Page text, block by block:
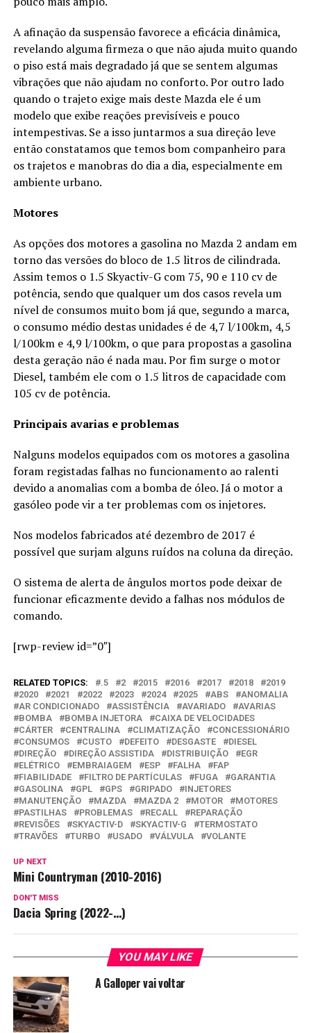
A afinação da suspensão favorece a eficácia dinâmica,
revelando alguma firmeza o que não ajuda muito quando
o piso está mais degradado já que se sentem algumas
vibrações que não ajudam no conforto. Por outro lado
quando o trajeto exige mais deste Mazda ele é um
modelo que exibe reações previsíveis e pouco
intempestivas. Se a isso juntarmos a sua direção leve
então constatamos que temos bom companheiro para
os trajetos e manobras do dia a dia, especialmente em
ambiente urbano.
Motores
As opções dos motores a gasolina no Mazda 2 andam em
torno das versões do bloco de 1.5 litros de cilindrada.
Assim temos o 1.5 Skyactiv-G com 75, 90 e 110 cv de
potência, sendo que qualquer um dos casos revela um
nível de consumos muito bom já que, segundo a marca,
o consumo médio destas unidades é de 4,7 l/100km, 4,5
l/100km e 4,9 l/100km, o que para propostas a gasolina
desta geração não é nada mau. Por fim surge o motor
Diesel, também ele com o 1.5 litros de capacidade com
105 cv de potência.
Principais avarias e problemas
Nalguns modelos equipados com os motores a gasolina
foram registadas falhas no funcionamento ao ralenti
devido a anomalias com a bomba de óleo. Já o motor a
gasóleo pode vir a ter problemas com os injetores.
Nos modelos fabricados até dezembro de 2017 é
possível que surjam alguns ruídos na coluna da direção.
O sistema de alerta de ângulos mortos pode deixar de
funcionar eficazmente devido a falhas nos módulos de
comando.
[rwp-review id=”0″]
RELATED TOPICS: .5 2 2015 2016 2017 2018
2019
2020
2021 2022 2023 2024 2025 ABS
ANOMALIA
AR CONDICIONADO
ASSISTÊNCIA AVARIADO
AVARIAS
BOMBA
BOMBA INJETORA
CAIXA DE VELOCIDADES
CÁRTER
CENTRALINA CLIMATIZAÇÃO
CONCESSIONÁRIO
CONSUMOS
CUSTO DEFEITO DESGASTE
DIESEL
DIREÇÃO
DIREÇÃO ASSISTIDA DISTRIBUIÇÃO
EGR
ELÉTRICO
EMBRAIAGEM ESP FALHA
FAP
FIABILIDADE
FILTRO DE PARTÍCULAS FUGA
GARANTIA
GASOLINA
GPL GPS GRIPADO
INJETORES
MANUTENÇÃO
MAZDA MAZDA 2 MOTOR
MOTORES
PASTILHAS
PROBLEMAS RECALL
REPARAÇÃO
REVISÕES
SKYACTIV-D SKYACTIV-G
TERMOSTATO
TRAVÕES
TURBO USADO VÁLVULA VOLANTE
UP NEXT
Mini Countryman (2010-2016)
DON'T MISS
Dacia Spring (2022-…)
YOU MAY LIKE
A Galloper vai voltar